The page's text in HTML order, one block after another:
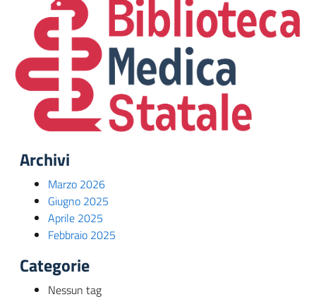
Archivi
Marzo 2026
Giugno 2025
Aprile 2025
Febbraio 2025
Categorie
Nessun tag